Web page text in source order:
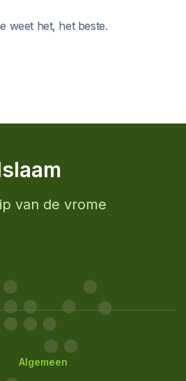
weet het, het beste.
van de vrome
Algemeen